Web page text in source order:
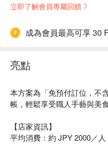
立即了解會員專屬回饋
成為會員最高可享 30
亮點
本方案為「免預付訂位，不
帳，輕鬆享受職人手藝與美食
【店家資訊】
平均消費：約 JPY 2000／人